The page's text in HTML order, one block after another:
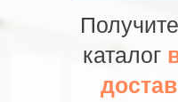
Получите
каталог